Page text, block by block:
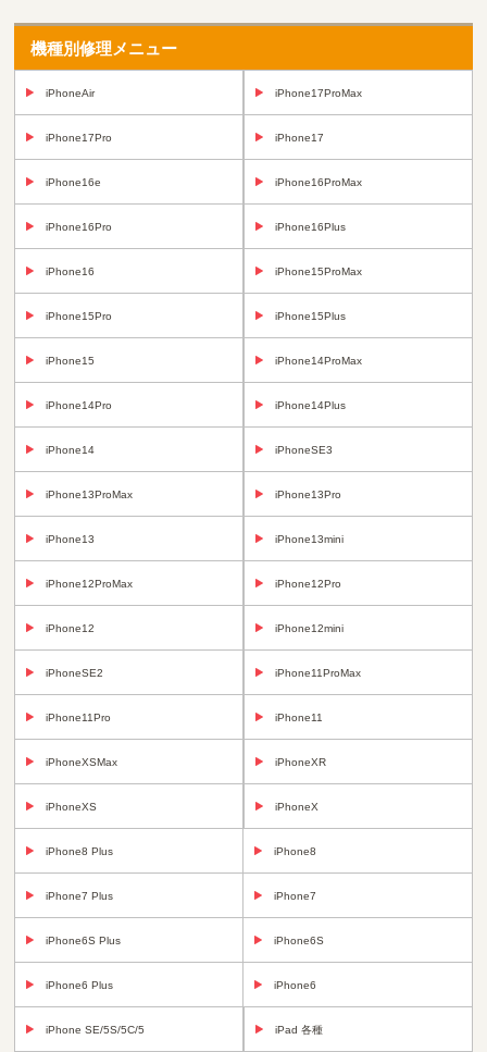
機種別修理メニュー
iPhoneAir iPhone17ProMax
iPhone17Pro iPhone17
iPhone16e iPhone16ProMax
iPhone16Pro iPhone16Plus
iPhone16 iPhone15ProMax
iPhone15Pro iPhone15Plus
iPhone15 iPhone14ProMax
iPhone14Pro iPhone14Plus
iPhone14 iPhoneSE3
iPhone13ProMax iPhone13Pro
iPhone13 iPhone13mini
iPhone12ProMax iPhone12Pro
iPhone12 iPhone12mini
iPhoneSE2 iPhone11ProMax
iPhone11Pro iPhone11
iPhoneXSMax iPhoneXR
iPhoneXS iPhoneX
iPhone8 Plus iPhone8
iPhone7 Plus iPhone7
iPhone6S Plus iPhone6S
iPhone6 Plus iPhone6
iPhone SE/5S/5C/5 iPad 各種